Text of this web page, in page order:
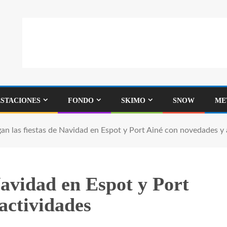
FONDO SKIMO SNOW
las fiestas de Navidad en Espot y Port Ainé con novedades y
en Espot y Port